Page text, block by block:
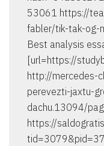
53061 https://
fabler/tik-tak-og-
Best analysis
[url=https://
http://mercedes-
perevezti-jaxtu-
dachu.13094/
https://